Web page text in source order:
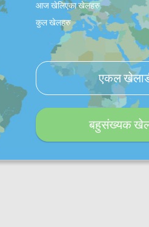
आज खेलिएका खेलहरु
कुल खेलहरु
एकल
बहुसंख्यक